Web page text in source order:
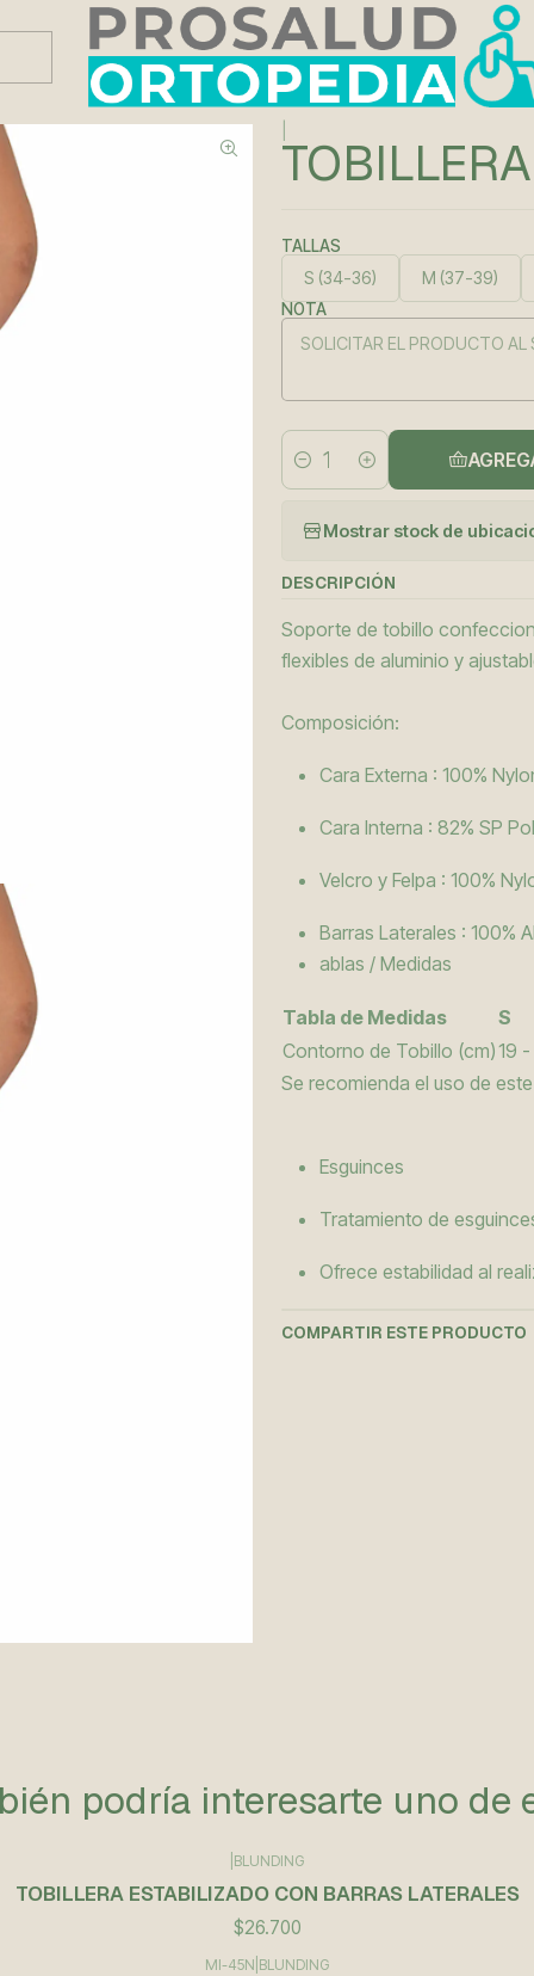
Este es el texto del slide
TALLAS
S (34-36) M (37-39)
NOTA
Cantidad
Mostrar stock de
DESCRIPCIÓN
Soporte de tobillo
flexibles de aluminio y
Composición:
Cara Externa : 100%
Cara Interna : 82% SP
Velcro y Felpa : 100%
Barras Laterales : 100%
ablas / Medidas
Tabla de Medidas S
Contorno de Tobillo (cm)19 -
Se recomienda el uso de
Esguinces
Tratamiento de
Ofrece estabilidad al
COMPARTIR ESTE PRODUCTO
podría interesarte uno de
BLUNDING
TOBILLERA ESTABILIZADO CON BARRAS LATERALES
$26.700
MI-45N BLUNDING